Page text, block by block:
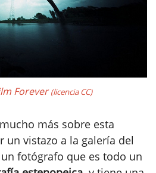
Forever(licencia CC)
más sobre esta
un vistazo a la galería del
fotógrafo que es todo un